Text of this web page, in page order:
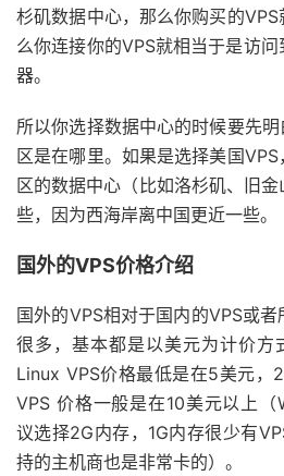
杉矶数据中心，那么你购买的
么你连接你的VPS就相当于是访
器。
所以你选择数据中心的时候要先
区是在哪里。如果是选择美国
区的数据中心（比如洛杉矶、旧
些，因为西海岸离中国更近一些。
国外的VPS价格介绍
国外的VPS相对于国内的VPS或
很多，基本都是以美元为计价方
Linux VPS价格最低是在5美元，
VPS 价格一般是在10美元以上
议选择2G内存，1G内存很少有
持的主机商也是非常卡的）。